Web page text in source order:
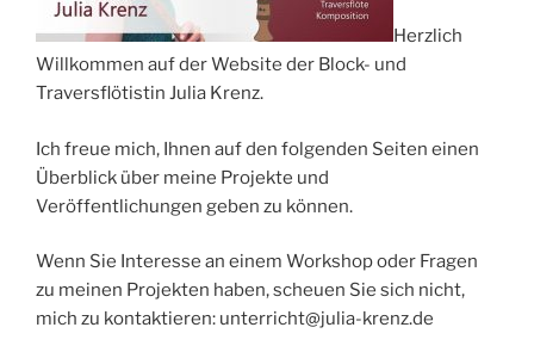
Herzlich
Willkommen auf der Website der Block- und
Traversflötistin Julia Krenz.
Ich freue mich, Ihnen auf den folgenden Seiten einen
Überblick über meine Projekte und
Veröffentlichungen geben zu können.
Wenn Sie Interesse an einem Workshop oder Fragen
zu meinen Projekten haben, scheuen Sie sich nicht,
mich zu kontaktieren: unterricht@julia-krenz.de